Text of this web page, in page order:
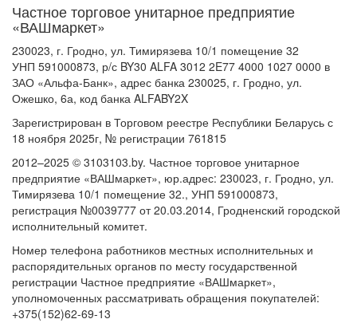
Частное торговое унитарное предприятие
«ВАШмаркет»
230023, г. Гродно, ул. Тимирязева 10/1 помещение 32
УНП 591000873, р/с BY30 ALFA 3012 2E77 4000 1027 0000 в
ЗАО «Альфа-Банк», адрес банка 230025, г. Гродно, ул.
Ожешко, 6а, код банка ALFABY2X
Зарегистрирован в Торговом реестре Республики Беларусь с
18 ноября 2025г, № регистрации 761815
2012–2025 © 3103103.by. Частное торговое унитарное
предприятие «ВАШмаркет», юр.адрес: 230023, г. Гродно, ул.
Тимирязева 10/1 помещение 32., УНП 591000873,
регистрация №0039777 от 20.03.2014, Гродненский городской
исполнительный комитет.
Номер телефона работников местных исполнительных и
распорядительных органов по месту государственной
регистрации Частное предприятие «ВАШмаркет»,
уполномоченных рассматривать обращения покупателей:
+375(152)62-69-13